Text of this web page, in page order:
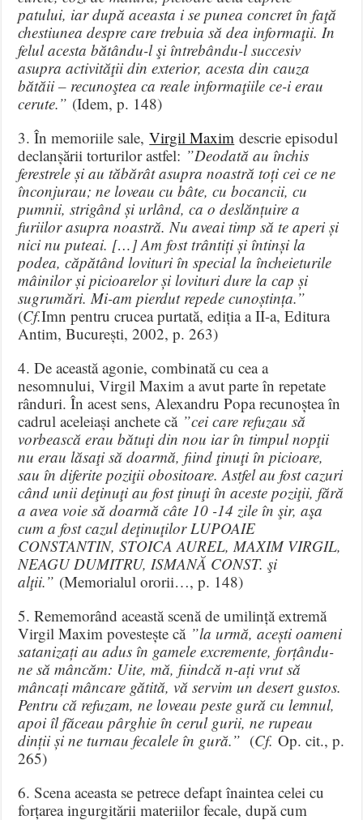
patului, iar după aceasta i se punea concret în faţă
chestiunea despre care trebuia să dea informaţii. In
felul acesta bătându-l şi întrebându-l succesiv
asupra activităţii din exterior, acesta din cauza
bătăii – recunoştea ca reale informaţiile ce-i erau
cerute.” (Idem, p. 148)
3. În memoriile sale,Virgil Maxim descrie episodul
declanșării torturilor astfel: ”Deodată au închis
ferestrele și au tăbărât asupra noastră toți cei ce ne
înconjurau; ne loveau cu bâte, cu bocancii, cu
pumnii, strigând și urlând, ca o deslănțuire a
furiilor asupra noastră. Nu aveai timp să te aperi și
nici nu puteai. […] Am fost trântiți și întinși la
podea, căpătând lovituri în special la încheieturile
mâinilor și picioarelor și lovituri dure la cap și
sugrumări. Mi-am pierdut repede cunoștința.”
(Cf.Imn pentru crucea purtată, ediția a II-a, Editura
Antim, București, 2002, p. 263)
4. De această agonie, combinată cu cea a
nesomnului, Virgil Maxim a avut parte în repetate
rânduri. În acest sens, Alexandru Popa recunoștea în
cadrul aceleiași anchete că ”cei care refuzau să
vorbească erau bătuţi din nou iar în timpul nopţii
nu erau lăsaţi să doarmă, fiind ţinuţi în picioare,
sau în diferite poziţii obositoare. Astfel au fost cazuri
când unii deţinuţi au fost ţinuţi în aceste poziţii, fără
a avea voie să doarmă câte 10 -14 zile în şir, aşa
cum a fost cazul deţinuţilor LUPOAIE
CONSTANTIN, STOICA AUREL, MAXIM VIRGIL,
NEAGU DUMITRU, ISMANĂ CONST. şi
alţii.” (Memorialul ororii…, p. 148)
5. Rememorând această scenă de umilință extremă
Virgil Maxim povestește că ”la urmă, acești oameni
satanizați au adus în gamele excremente, forțându-
ne să mâncăm: Uite, mă, fiindcă n-ați vrut să
mâncați mâncare gătită, vă servim un desert gustos.
Pentru că refuzam, ne loveau peste gură cu lemnul,
apoi îl făceau pârghie în cerul gurii, ne rupeau
dinții și ne turnau fecalele în gură.” (Cf. Op. cit., p.
265)
6. Scena aceasta se petrece defapt înaintea celei cu
forțarea ingurgitării materiilor fecale, după cum